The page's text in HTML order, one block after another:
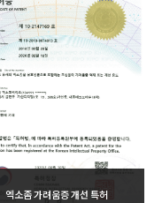
엑소좀 가려움증 개선 특허